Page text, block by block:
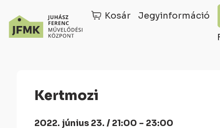
Kosár Jegyinformáció
Kertmozi
2022. június 23. / 21:00 - 23:00